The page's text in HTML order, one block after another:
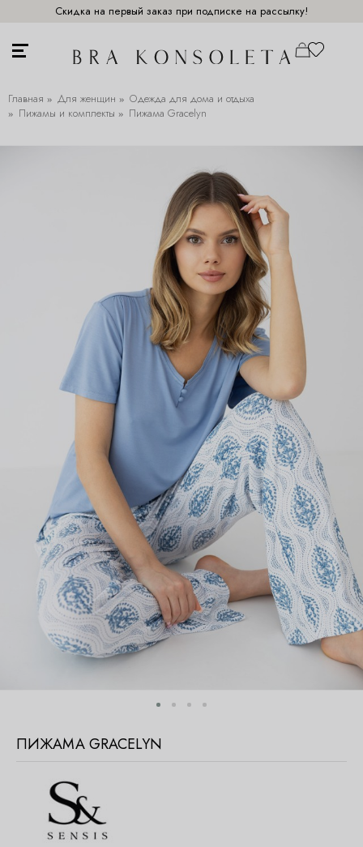
Скидка на первый заказ при подписке на рассылку!
Главная Для женщин
Одежда для дома и отдыха
Пижамы и комплекты
Пижама Gracelyn
ПИЖАМА GRACELYN